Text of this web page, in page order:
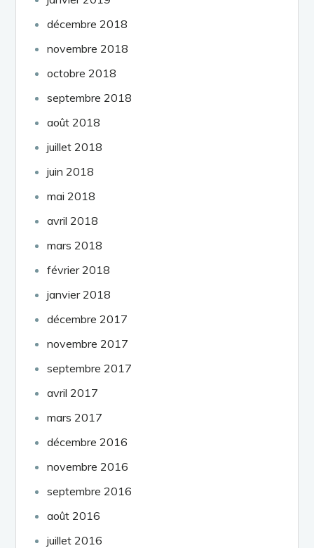
décembre 2018
novembre 2018
octobre 2018
septembre 2018
août 2018
juillet 2018
juin 2018
mai 2018
avril 2018
mars 2018
février 2018
janvier 2018
décembre 2017
novembre 2017
septembre 2017
avril 2017
mars 2017
décembre 2016
novembre 2016
septembre 2016
août 2016
juillet 2016